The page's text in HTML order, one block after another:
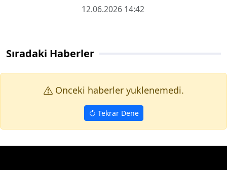
12.06.2026 14:42
Sıradaki Haberler
Onceki haberler yuklenemedi.
Tekrar Dene